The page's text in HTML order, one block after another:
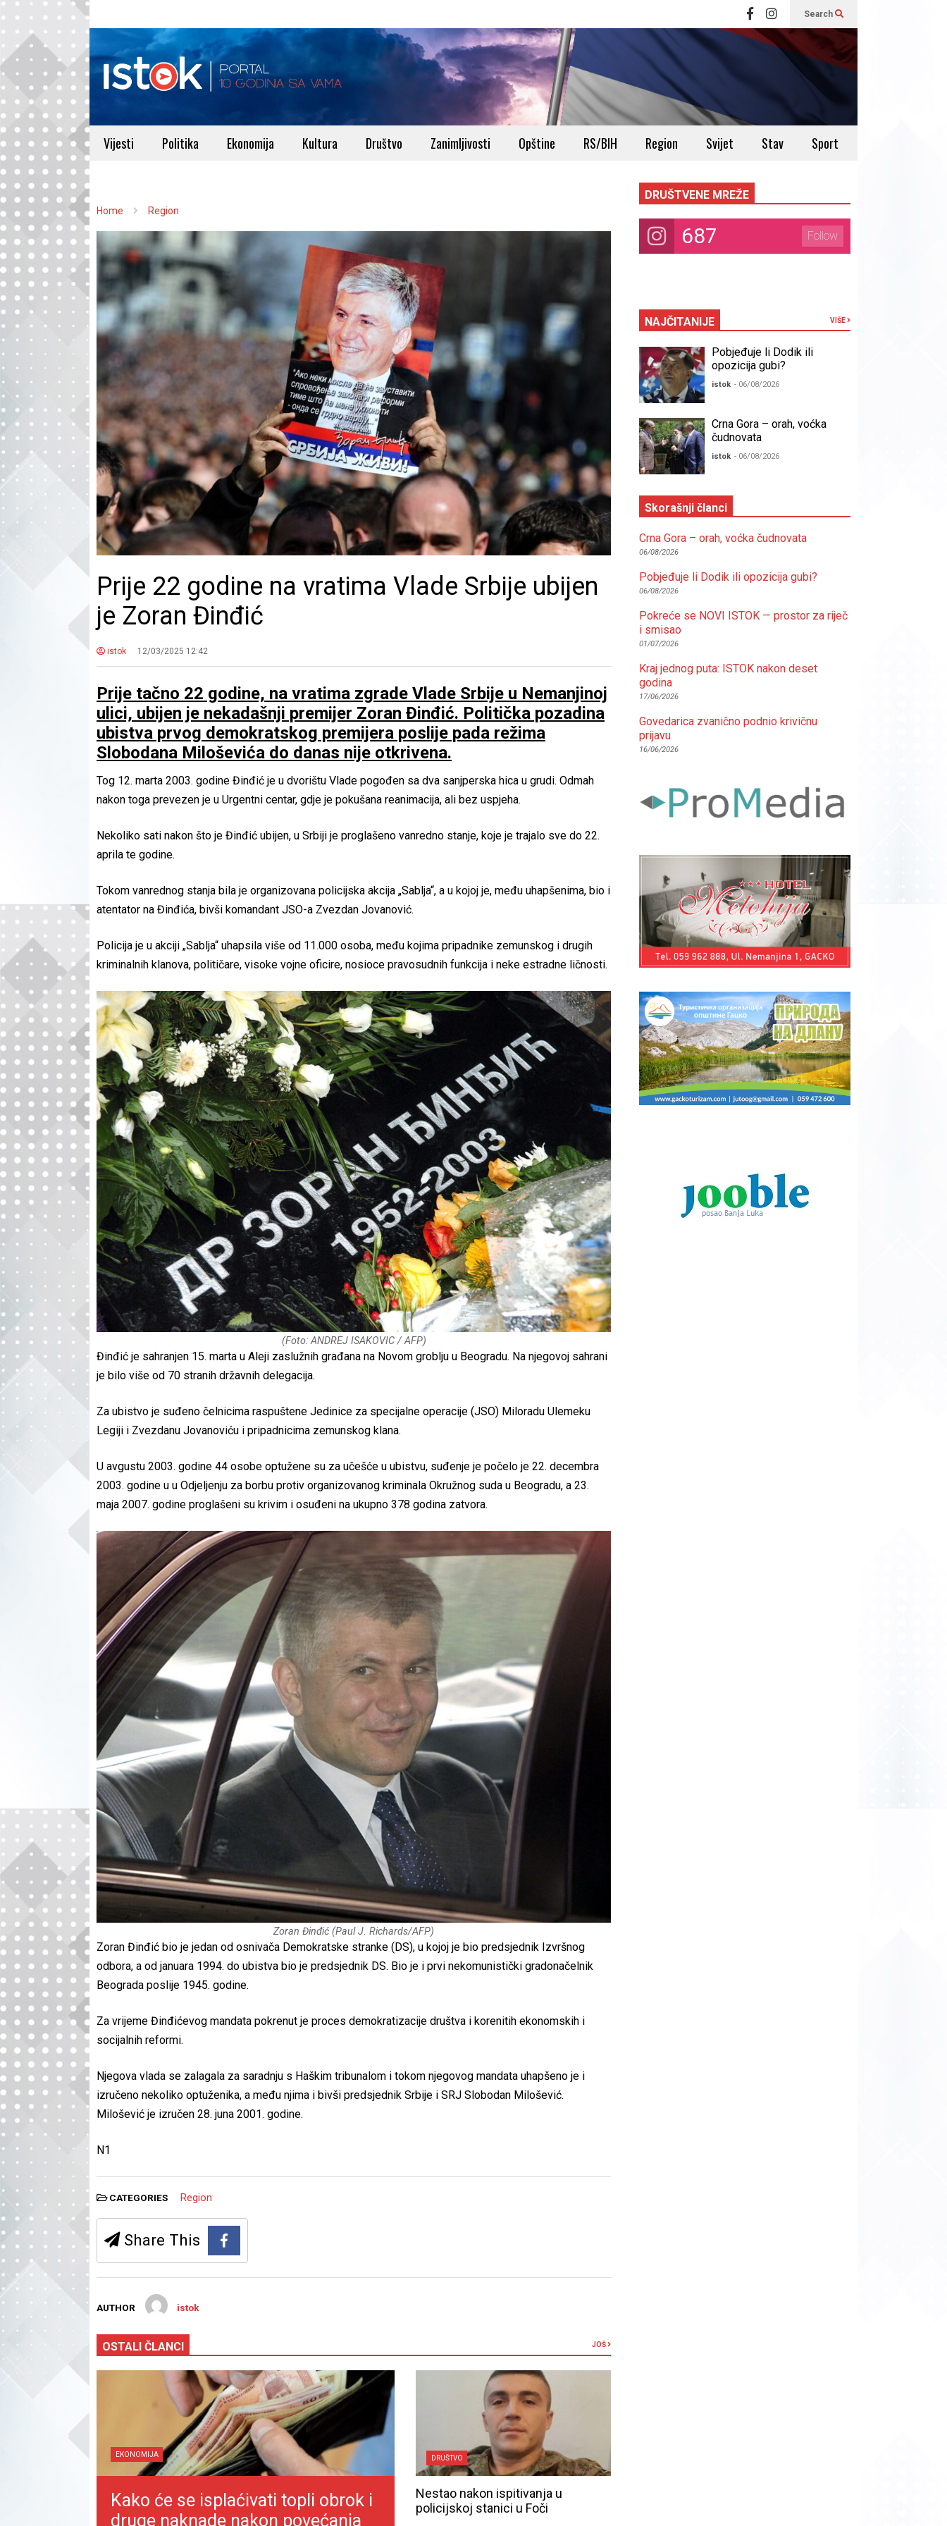
Search
Vijesti Politika Ekonomija Kultura Društvo Zanimljivosti Opštine RS/BIH Region Svijet Stav Sport
Home Region
Prije 22 godine na vratima Vlade Srbije ubijen
je Zoran Đinđić
istok 12/03/2025 12:42
Prije tačno 22 godine, na vratima zgrade Vlade Srbije u Nemanjinoj
ulici, ubijen je nekadašnji premijer Zoran Đinđić. Politička pozadina
ubistva prvog demokratskog premijera poslije pada režima
Slobodana Miloševića do danas nije otkrivena.
Tog 12. marta 2003. godine Đinđić je u dvorištu Vlade pogođen sa dva sanjperska hica u grudi. Odmah
nakon toga prevezen je u Urgentni centar, gdje je pokušana reanimacija, ali bez uspjeha.
Nekoliko sati nakon što je Đinđić ubijen, u Srbiji je proglašeno vanredno stanje, koje je trajalo sve do 22.
aprila te godine.
Tokom vanrednog stanja bila je organizovana policijska akcija „Sablja“, a u kojoj je, među uhapšenima, bio i
atentator na Đinđića, bivši komandant JSO-a Zvezdan Jovanović.
Policija je u akciji „Sablja“ uhapsila više od 11.000 osoba, među kojima pripadnike zemunskog i drugih
kriminalnih klanova, političare, visoke vojne oficire, nosioce pravosudnih funkcija i neke estradne ličnosti.
(Foto: ANDREJ ISAKOVIC / AFP)
Đinđić je sahranjen 15. marta u Aleji zaslužnih građana na Novom groblju u Beogradu. Na njegovoj sahrani
je bilo više od 70 stranih državnih delegacija.
Za ubistvo je suđeno čelnicima raspuštene Jedinice za specijalne operacije (JSO) Miloradu Ulemeku
Legiji i Zvezdanu Jovanoviću i pripadnicima zemunskog klana.
U avgustu 2003. godine 44 osobe optužene su za učešće u ubistvu, suđenje je počelo je 22. decembra
2003. godine u u Odjeljenju za borbu protiv organizovanog kriminala Okružnog suda u Beogradu, a 23.
maja 2007. godine proglašeni su krivim i osuđeni na ukupno 378 godina zatvora.
Zoran Đinđić (Paul J. Richards/AFP)
Zoran Đinđić bio je jedan od osnivača Demokratske stranke (DS), u kojoj je bio predsjednik Izvršnog
odbora, a od januara 1994. do ubistva bio je predsjednik DS. Bio je i prvi nekomunistički gradonačelnik
Beograda poslije 1945. godine.
Za vrijeme Đinđićevog mandata pokrenut je proces demokratizacije društva i korenitih ekonomskih i
socijalnih reformi.
Njegova vlada se zalagala za saradnju s Haškim tribunalom i tokom njegovog mandata uhapšeno je i
izručeno nekoliko optuženika, a među njima i bivši predsjednik Srbije i SRJ Slobodan Milošević.
Milošević je izručen 28. juna 2001. godine.
N1
CATEGORIES Region
Share This
AUTHOR istok
OSTALI ČLANCI JOŠ
EKONOMIJA
Kako će se isplaćivati topli obrok i
druge naknade nakon povećanja
DRUŠTVO
Nestao nakon ispitivanja u
policijskoj stanici u Foči
DRUŠTVENE MREŽE
687 Follow
NAJČITANIJE VIŠE
Pobjeđuje li Dodik ili
opozicija gubi?
istok - 06/08/2026
Crna Gora – orah, voćka
čudnovata
istok - 06/08/2026
Skorašnji članci
Crna Gora – orah, voćka čudnovata
06/08/2026
Pobjeđuje li Dodik ili opozicija gubi?
06/08/2026
Pokreće se NOVI ISTOK — prostor za riječ
i smisao
01/07/2026
Kraj jednog puta: ISTOK nakon deset
godina
17/06/2026
Govedarica zvanično podnio krivičnu
prijavu
16/06/2026